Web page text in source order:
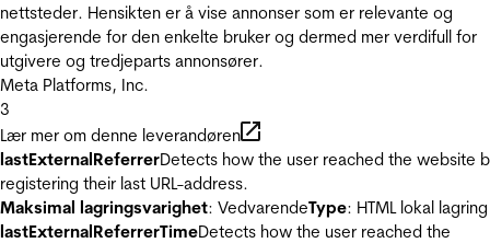
nettsteder. Hensikten er å vise annonser som er relevante og
engasjerende for den enkelte bruker og dermed mer verdifull for
utgivere og tredjeparts annonsører.
Meta Platforms, Inc.
3
Lær mer om denne leverandøren
lastExternalReferrerDetects how the user reached the website
registering their last URL-address.
Maksimal lagringsvarighet: VedvarendeType: HTML lokal lagring
lastExternalReferrerTimeDetects how the user reached the